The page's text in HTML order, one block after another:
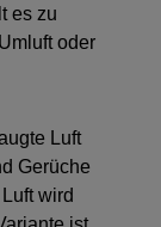
es zu
oder
Luft
Gerüche
wird